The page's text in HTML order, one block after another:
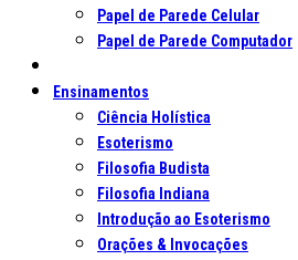
Papel de Parede Celular
Papel de Parede Computador
Ensinamentos
Ciência Holística
Esoterismo
Filosofia Budista
Filosofia Indiana
Introdução ao Esoterismo
Orações & Invocações